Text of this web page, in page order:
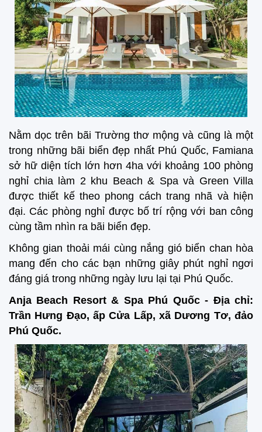
Nằm dọc trên bãi Trường thơ mộng và cũng là một
trong những bãi biển đẹp nhất Phú Quốc, Famiana
sở hữ diện tích lớn hơn 4ha với khoảng 100 phòng
nghỉ chia làm 2 khu Beach & Spa và Green Villa
được thiết kế theo phong cách trang nhã và hiện
đại. Các phòng nghỉ được bố trí rộng với ban công
cùng tầm nhìn ra bãi biển đẹp.
Không gian thoải mái cùng nắng gió biển chan hòa
mang đến cho các bạn những giây phút nghỉ ngơi
đáng giá trong những ngày lưu lại tại Phú Quốc.
Anja Beach Resort & Spa Phú Quốc - Địa chỉ:
Trần Hưng Đạo, ấp Cửa Lấp, xã Dương Tơ, đảo
Phú Quốc.